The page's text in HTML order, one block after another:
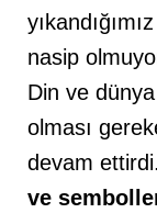
nasip
Din ve
olması
devam ettirdi.
ve